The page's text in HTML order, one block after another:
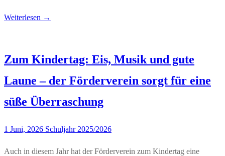
Weiterlesen →
Zum Kindertag: Eis, Musik und gute
Laune – der Förderverein sorgt für eine
süße Überraschung
1 Juni, 2026 Schuljahr 2025/2026
Auch in diesem Jahr hat der Förderverein zum Kindertag eine